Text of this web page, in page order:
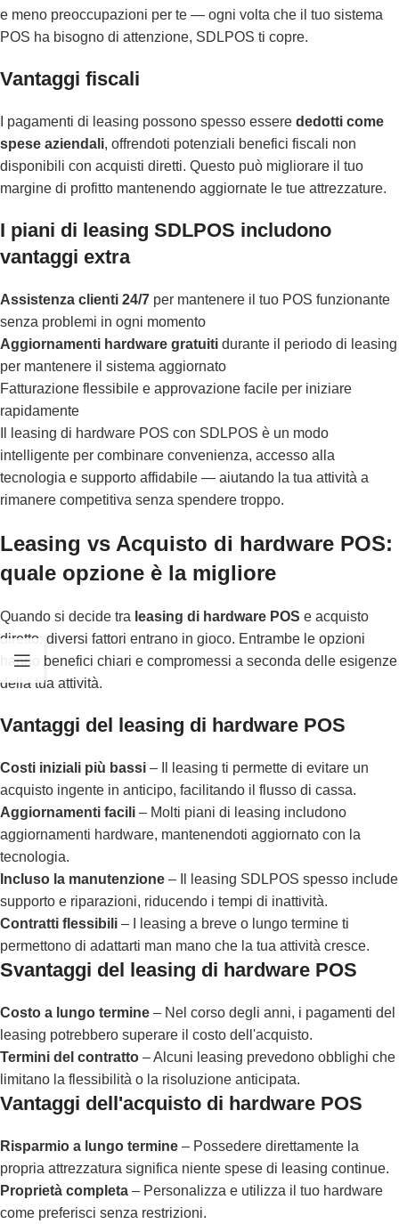
e meno preoccupazioni per te — ogni volta che il tuo sistema
POS ha bisogno di attenzione, SDLPOS ti copre.
Vantaggi fiscali
I pagamenti di leasing possono spesso essere dedotti come
spese aziendali, offrendoti potenziali benefici fiscali non
disponibili con acquisti diretti. Questo può migliorare il tuo
margine di profitto mantenendo aggiornate le tue attrezzature.
I piani di leasing SDLPOS includono
vantaggi extra
Assistenza clienti 24/7 per mantenere il tuo POS funzionante
senza problemi in ogni momento
Aggiornamenti hardware gratuiti durante il periodo di leasing
per mantenere il sistema aggiornato
Fatturazione flessibile e approvazione facile per iniziare
rapidamente
Il leasing di hardware POS con SDLPOS è un modo
intelligente per combinare convenienza, accesso alla
tecnologia e supporto affidabile — aiutando la tua attività a
rimanere competitiva senza spendere troppo.
Leasing vs Acquisto di hardware POS:
quale opzione è la migliore
Quando si decide tra leasing di hardware POS e acquisto
diretto, diversi fattori entrano in gioco. Entrambe le opzioni
hanno benefici chiari e compromessi a seconda delle esigenze
della tua attività.
Vantaggi del leasing di hardware POS
Costi iniziali più bassi – Il leasing ti permette di evitare un
acquisto ingente in anticipo, facilitando il flusso di cassa.
Aggiornamenti facili – Molti piani di leasing includono
aggiornamenti hardware, mantenendoti aggiornato con la
tecnologia.
Incluso la manutenzione – Il leasing SDLPOS spesso include
supporto e riparazioni, riducendo i tempi di inattività.
Contratti flessibili – I leasing a breve o lungo termine ti
permettono di adattarti man mano che la tua attività cresce.
Svantaggi del leasing di hardware POS
Costo a lungo termine – Nel corso degli anni, i pagamenti del
leasing potrebbero superare il costo dell'acquisto.
Termini del contratto – Alcuni leasing prevedono obblighi che
limitano la flessibilità o la risoluzione anticipata.
Vantaggi dell'acquisto di hardware POS
Risparmio a lungo termine – Possedere direttamente la
propria attrezzatura significa niente spese di leasing continue.
Proprietà completa – Personalizza e utilizza il tuo hardware
come preferisci senza restrizioni.